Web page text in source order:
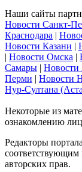
Наши сайты
Новости Санкт-
Краснодара |
Новости Казани |
| Новости Омска |
Самары | Новости
Перми | Новости
Нур-Султана
Некоторые из
ознакомлению
Редакторы
соответствующим
авторских прав.